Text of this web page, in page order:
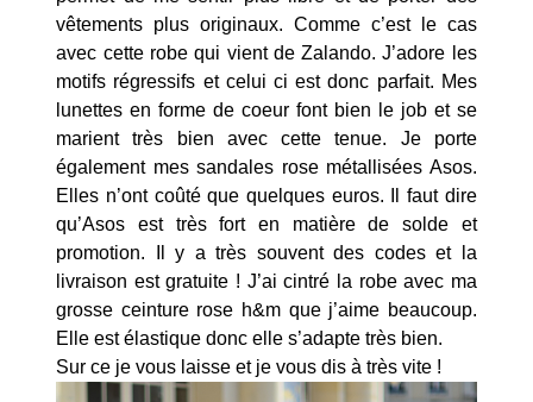
vêtements plus originaux. Comme c’est le cas
avec cette robe qui vient de Zalando. J’adore les
motifs régressifs et celui ci est donc parfait. Mes
lunettes en forme de coeur font bien le job et se
marient très bien avec cette tenue. Je porte
également mes sandales rose métallisées Asos.
Elles n’ont coûté que quelques euros. Il faut dire
qu’Asos est très fort en matière de solde et
promotion. Il y a très souvent des codes et la
livraison est gratuite ! J’ai cintré la robe avec ma
grosse ceinture rose h&m que j’aime beaucoup.
Elle est élastique donc elle s’adapte très bien.
Sur ce je vous laisse et je vous dis à très vite !